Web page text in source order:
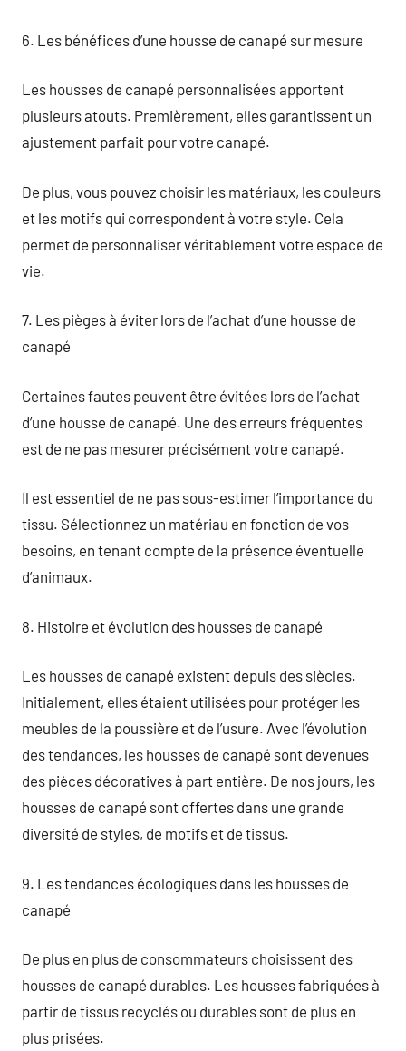
6. Les bénéfices d’une housse de canapé sur mesure
Les housses de canapé personnalisées apportent
plusieurs atouts. Premièrement, elles garantissent un
ajustement parfait pour votre canapé.
De plus, vous pouvez choisir les matériaux, les couleurs
et les motifs qui correspondent à votre style. Cela
permet de personnaliser véritablement votre espace de
vie.
7. Les pièges à éviter lors de l’achat d’une housse de
canapé
Certaines fautes peuvent être évitées lors de l’achat
d’une housse de canapé. Une des erreurs fréquentes
est de ne pas mesurer précisément votre canapé.
Il est essentiel de ne pas sous-estimer l’importance du
tissu. Sélectionnez un matériau en fonction de vos
besoins, en tenant compte de la présence éventuelle
d’animaux.
8. Histoire et évolution des housses de canapé
Les housses de canapé existent depuis des siècles.
Initialement, elles étaient utilisées pour protéger les
meubles de la poussière et de l’usure. Avec l’évolution
des tendances, les housses de canapé sont devenues
des pièces décoratives à part entière. De nos jours, les
housses de canapé sont offertes dans une grande
diversité de styles, de motifs et de tissus.
9. Les tendances écologiques dans les housses de
canapé
De plus en plus de consommateurs choisissent des
housses de canapé durables. Les housses fabriquées à
partir de tissus recyclés ou durables sont de plus en
plus prisées.